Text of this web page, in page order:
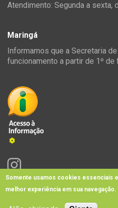
Atendimento: Segunda a sexta,
Maringá
Informamos que a Secretaria
funcionamento a partir de 1º
Somente usamos cookies essenciais
melhor experiência em sua navegação.